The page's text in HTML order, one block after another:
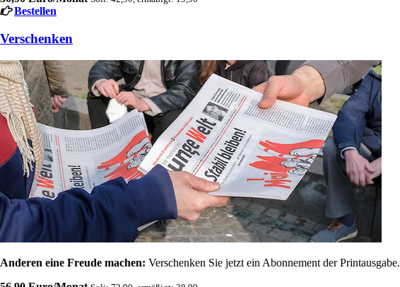
Bestellen
Verschenken
Anderen eine Freude machen: Verschenken Sie jetzt ein Abonnement der Printausgabe.